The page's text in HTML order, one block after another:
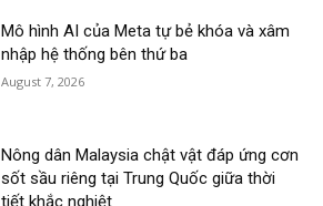
Mô hình AI của Meta tự bẻ khóa và xâm
nhập hệ thống bên thứ ba
August 7, 2026
Nông dân Malaysia chật vật đáp ứng cơn
sốt sầu riêng tại Trung Quốc giữa thời
tiết khắc nghiệt